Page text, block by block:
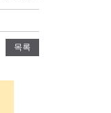
목록